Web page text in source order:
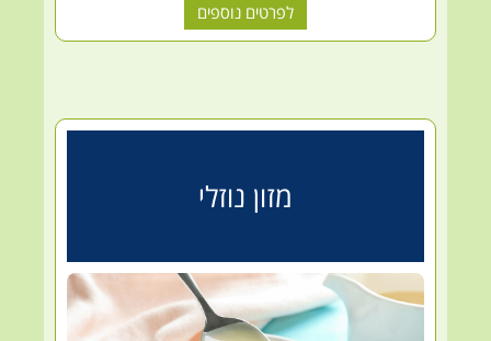
לפרטים נוספים
מזון נוזלי